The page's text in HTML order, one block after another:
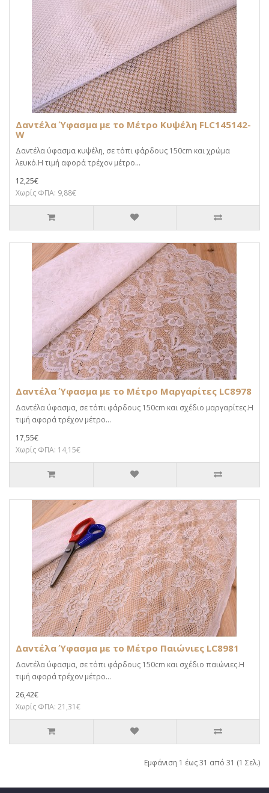
Δαντέλα Ύφασμα με το Μέτρο Κυψέλη FLC145142-
W
Δαντέλα ύφασμα κυψέλη, σε τόπι φάρδους 150cm και χρώμα
λευκό.Η τιμή αφορά τρέχον μέτρο...
12,25€
Χωρίς ΦΠΑ: 9,88€
Δαντέλα Ύφασμα με το Μέτρο Μαργαρίτες LC8978
Δαντέλα ύφασμα, σε τόπι φάρδους 150cm και σχέδιο μαργαρίτες.Η
τιμή αφορά τρέχον μέτρο...
17,55€
Χωρίς ΦΠΑ: 14,15€
Δαντέλα Ύφασμα με το Μέτρο Παιώνιες LC8981
Δαντέλα ύφασμα, σε τόπι φάρδους 150cm και σχέδιο παιώνιες.Η
τιμή αφορά τρέχον μέτρο...
26,42€
Χωρίς ΦΠΑ: 21,31€
Εμφάνιση 1 έως 31 από 31 (1 Σελ.)